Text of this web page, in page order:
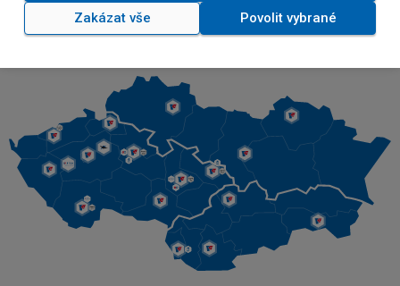
Zakázat vše Povolit vybrané